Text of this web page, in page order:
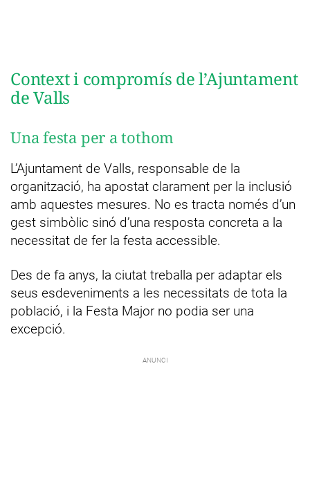
Context i compromís de l’Ajuntament
de Valls
Una festa per a tothom
L’Ajuntament de Valls, responsable de la
organització, ha apostat clarament per la inclusió
amb aquestes mesures. No es tracta només d’un
gest simbòlic sinó d’una resposta concreta a la
necessitat de fer la festa accessible.
Des de fa anys, la ciutat treballa per adaptar els
seus esdeveniments a les necessitats de tota la
població, i la Festa Major no podia ser una
excepció.